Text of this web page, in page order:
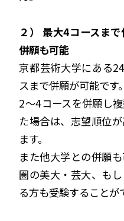
２） 最大4コースま
併願も可能
京都芸術大学にある
スまで併願が可能です。
2〜4コースを併願し
た場合は、志望順位
ます。
また他大学との併願
圏の美大・芸大、も
る方も受験することが